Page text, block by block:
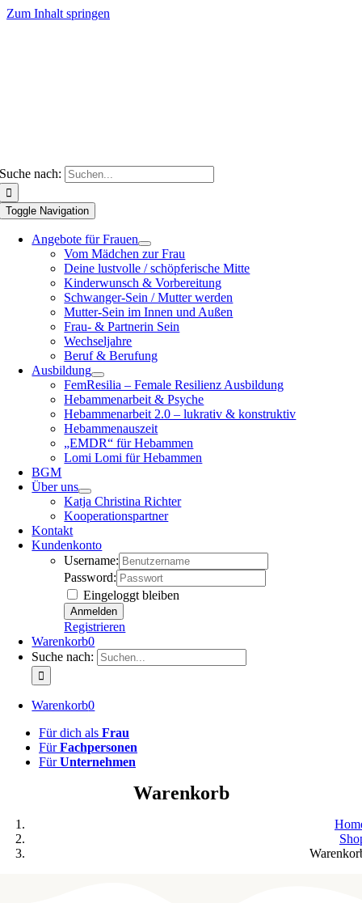
Zum Inhalt springen
Suche nach:
Toggle Navigation
Angebote für Frauen
Vom Mädchen zur Frau
Deine lustvolle / schöpferische Mitte
Kinderwunsch & Vorbereitung
Schwanger-Sein / Mutter werden
Mutter-Sein im Innen und Außen
Frau- & Partnerin Sein
Wechseljahre
Beruf & Berufung
Ausbildung
FemResilia – Female Resilienz Ausbildung
Hebammenarbeit & Psyche
Hebammenarbeit 2.0 – lukrativ & konstruktiv
Hebammenauszeit
„EMDR“ für Hebammen
Lomi Lomi für Hebammen
BGM
Über uns
Katja Christina Richter
Kooperationspartner
Kontakt
Kundenkonto
Username:
Password:
Eingeloggt bleiben
Registrieren
Warenkorb0
Suche nach:
Warenkorb0
Für dich als Frau
FürFachpersonen
FürUnternehmen
Warenkorb